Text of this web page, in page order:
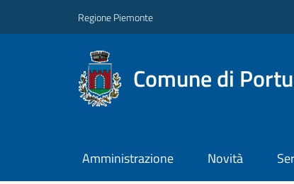
Regione Piemonte
Comune di
Amministrazione Novità